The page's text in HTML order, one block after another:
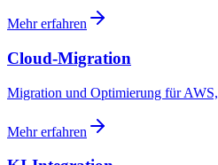
Mehr erfahren
Cloud-Migration
Migration und Optimierung für
Mehr erfahren